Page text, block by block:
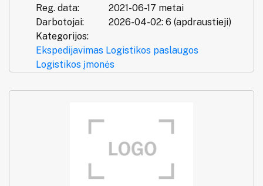
Reg. data:
2021-06-17 metai
Darbotojai:
2026-04-02: 6 (apdraustieji)
Kategorijos:
Ekspedijavimas Logistikos paslaugos
Logistikos įmonės